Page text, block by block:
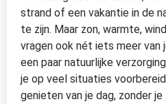
strand of een vakantie in de
te zijn. Maar zon, warmte,
vragen ook nét iets meer van
een paar natuurlijke
je op veel situaties
genieten van je dag, zonder